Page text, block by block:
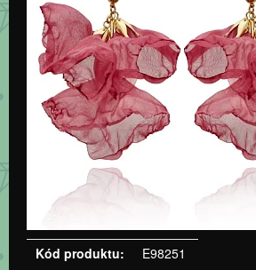
Kód produktu:
E98251